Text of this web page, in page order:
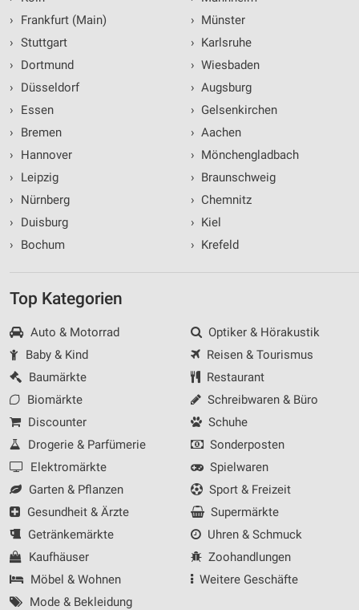
›
Frankfurt (Main)
› Stuttgart
›
Dortmund
›
Düsseldorf
›
Essen
›
Bremen
›
Hannover
›
Leipzig
›
Nürnberg
›
Duisburg
›
Bochum
› Münster
› Karlsruhe
› Wiesbaden
› Augsburg
› Gelsenkirchen
› Aachen
› Mönchengladbach
› Braunschweig
› Chemnitz
› Kiel
› Krefeld
Top Kategorien
Auto & Motorrad
Baby & Kind
Baumärkte
Biomärkte
Discounter
Drogerie & Parfümerie
Elektromärkte
Garten & Pflanzen
Gesundheit & Ärzte
Getränkemärkte
Kaufhäuser
Möbel & Wohnen
Mode & Bekleidung
Optiker & Hörakustik
Reisen & Tourismus
Restaurant
Schreibwaren & Büro
Schuhe
Sonderposten
Spielwaren
Sport & Freizeit
Supermärkte
Uhren & Schmuck
Zoohandlungen
Weitere Geschäfte